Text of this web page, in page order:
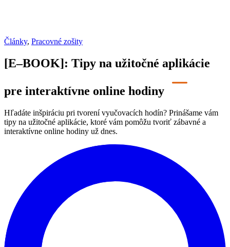
Články, Pracovné zošity
[E–BOOK]: Tipy na užitočné aplikácie
pre interaktívne online hodiny
Hľadáte inšpiráciu pri tvorení vyučovacích hodín? Prinášame vám
tipy na užitočné aplikácie, ktoré vám pomôžu tvoriť zábavné a
interaktívne online hodiny už dnes.